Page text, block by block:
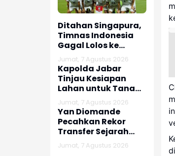
Ditahan Singapura,
Timnas Indonesia
Gagal Lolos ke
Semifinal AFF 2026
Jumat, 7 Agustus 2026
Kapolda Jabar
Tinjau Kesiapan
Lahan untuk Tanam
Bibit Bawang Putih
di Subang
Jumat, 7 Agustus 2026
Yan Diomande
Pecahkan Rekor
Transfer Sejarah
Sepak Bola Eropa
Jumat, 7 Agustus 2026